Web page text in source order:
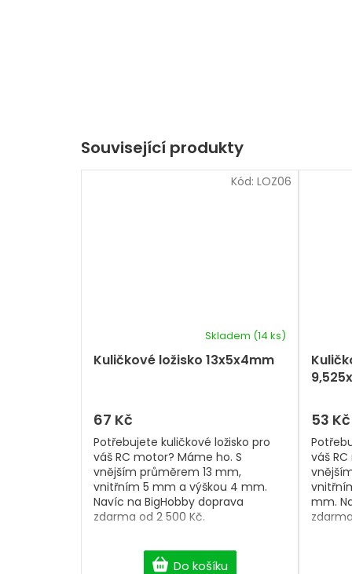
Související produkty
Kuličkové ložisko 13x5x4mm
Skladem (14 ks)
67 Kč
Do košíku
Potřebujete kuličkové ložisko pro
váš RC motor? Máme ho. S
vnějším průměrem 13 mm,
vnitřním 5 mm a výškou 4 mm.
Navíc na BigHobby doprava
zdarma od 2 500 Kč.
Kód: LOZ06
53 Kč
váš
mm.